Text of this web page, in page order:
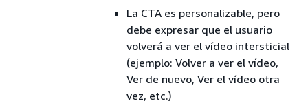
La CTA es personalizable, pero
debe expresar que el usuario
volverá a ver el vídeo intersticial
(ejemplo: Volver a ver el vídeo,
Ver de nuevo, Ver el vídeo otra
vez, etc.)